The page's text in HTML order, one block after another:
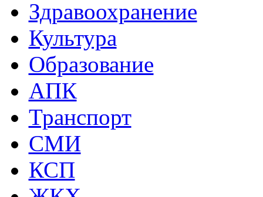
Здравоохранение
Культура
Образование
АПК
Транспорт
СМИ
КСП